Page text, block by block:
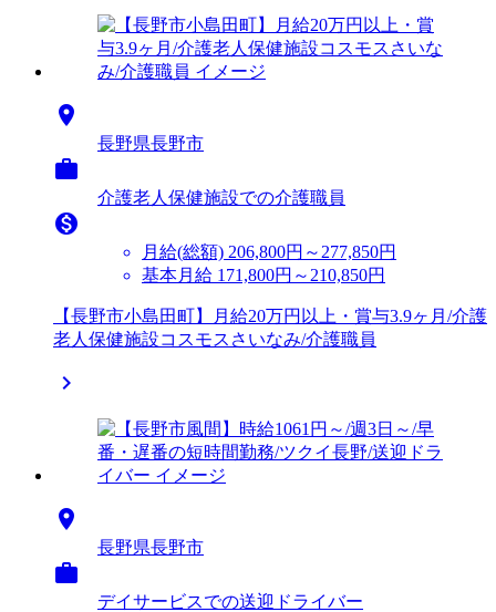

長野県長野市

介護老人保健施設での介護職員

月給(総額) 206,800円～277,850円
基本月給 171,800円～210,850円
【長野市小島田町】月給20万円以上・賞与3.9ヶ月/介護
老人保健施設コスモスさいなみ/介護職員


長野県長野市

デイサービスでの送迎ドライバー